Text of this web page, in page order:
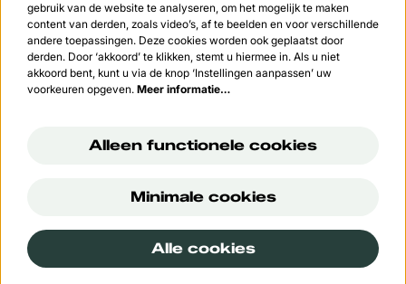
Aanmelden
Data Processing Addendum van Google.
© Cultuurcentrum 't Vondel
Powered byCultureSuite
gebruik van de website te analyseren, om het mogelijk te maken
content van derden, zoals video’s, af te beelden en voor verschillende
andere toepassingen. Deze cookies worden ook geplaatst door
derden. Door ‘akkoord’ te klikken, stemt u hiermee in. Als u niet
akkoord bent, kunt u via de knop ‘Instellingen aanpassen’ uw
voorkeuren opgeven. Meer informatie…
Alleen functionele cookies
Minimale cookies
Alle cookies